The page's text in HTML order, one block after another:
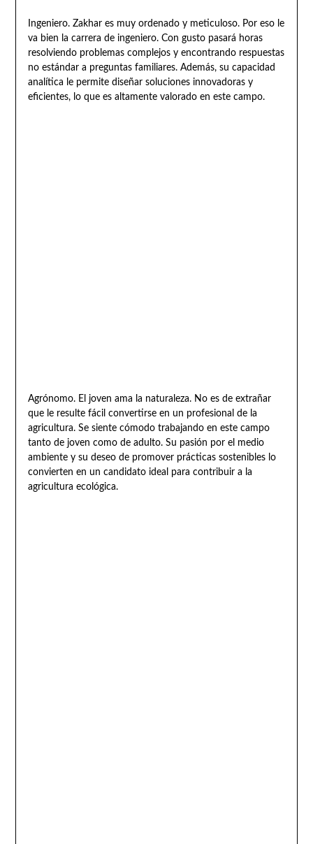
Ingeniero. Zakhar es muy ordenado y meticuloso. Por eso le
va bien la carrera de ingeniero. Con gusto pasará horas
resolviendo problemas complejos y encontrando respuestas
no estándar a preguntas familiares. Además, su capacidad
analítica le permite diseñar soluciones innovadoras y
eficientes, lo que es altamente valorado en este campo.
Agrónomo. El joven ama la naturaleza. No es de extrañar
que le resulte fácil convertirse en un profesional de la
agricultura. Se siente cómodo trabajando en este campo
tanto de joven como de adulto. Su pasión por el medio
ambiente y su deseo de promover prácticas sostenibles lo
convierten en un candidato ideal para contribuir a la
agricultura ecológica.